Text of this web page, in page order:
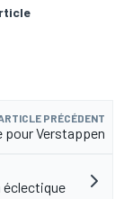
PRÉCÉDENT
pour Verstappen
éclectique